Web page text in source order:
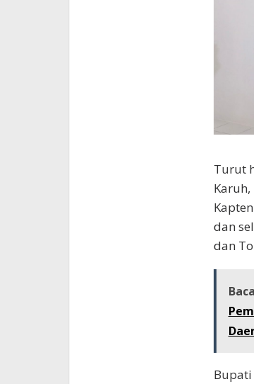
Turut
dan
dan
Bupati